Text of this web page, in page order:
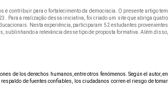
e contribuir para o fortalecimento da democracia. O presente artigo tem
Para a realização dessa iniciativa, foi criado um site que abriga quatro
Nesta experiência, participaram 52 estudantes provenientes
a relevância desse tipo de proposta formativa. Além disso,
de los derechos humanos, entre otros fenómenos. Según el autor, en
de fuentes confiables, los ciudadanos corren el riesgo de tomar